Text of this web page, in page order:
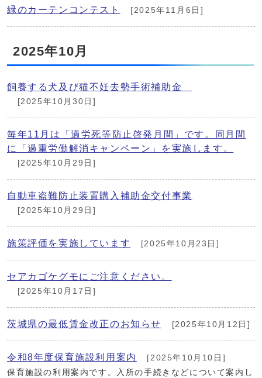
緑のカーテンコンテスト [2025年11月6日]
2025年10月
飼養する犬及び猫不妊去勢手術補助金
[2025年10月30日]
毎年11月は「過労死等防止啓発月間」です。同月間
に「過重労働解消キャンペーン」を実施します。
[2025年10月29日]
自動車盗難防止装置購入補助金交付事業
[2025年10月29日]
施策評価を実施しています [2025年10月23日]
セアカゴケグモにご注意ください。
[2025年10月17日]
茨城県の最低賃金改正のお知らせ [2025年10月12日]
令和8年度保育施設利用案内
[2025年10月10日]
保育施設の利用案内です。入所の手続きなどについて案内し